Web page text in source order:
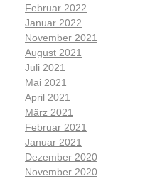
Februar 2022
Januar 2022
November 2021
August 2021
Juli 2021
Mai 2021
April 2021
März 2021
Februar 2021
Januar 2021
Dezember 2020
November 2020